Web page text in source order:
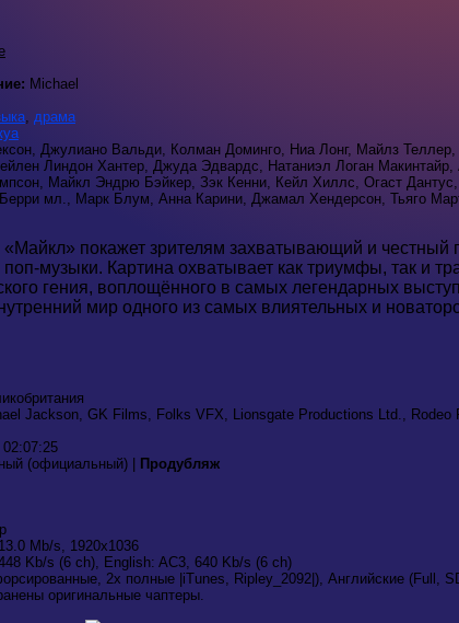
Michael
, драма
Джулиано Вальди, Колман Доминго, Ниа Лонг, Майлз
Линдон Хантер, Джуда Эдвардс, Натаниэл Логан
Майкл Эндрю Бэйкер, Зэк Кенни, Кейл Хиллс, Огаст
мл., Марк Блум, Анна Карини, Джамал Хендерсон, Тьяго
покажет зрителям захватывающий и честный
музыки. Картина охватывает как триумфы, так и
гения, воплощённого в самых легендарных
мир одного из самых влиятельных и
Jackson, GK Films, Folks VFX, Lionsgate Productions Ltd.,
02:07:25
(официальный) |
Продубляж
Mb/s, 1920x1036
Kb/s (6 ch), English: AC3, 640 Kb/s (6 ch)
2x полные |iTunes, Ripley_2092|), Английские (Full,
оригинальные чаптеры.